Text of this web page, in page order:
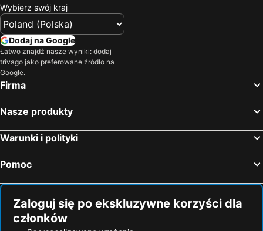
Wybierz swój kraj
Dodaj na Google
Łatwo znajdź nasze wyniki: dodaj
trivago jako preferowane źródło na
Google.
Firma
Nasze produkty
Warunki i polityki
Pomoc
Zaloguj się po ekskluzywne korzyści dla
członków